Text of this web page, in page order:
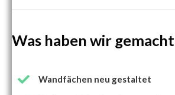
Was haben wir gemacht
Wandfächen neu gestaltet